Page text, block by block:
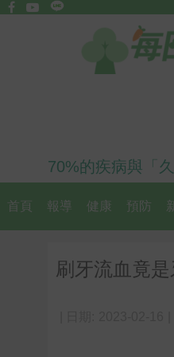
70%的疾病與「
首頁 報導 健康 預防
刷牙流血竟